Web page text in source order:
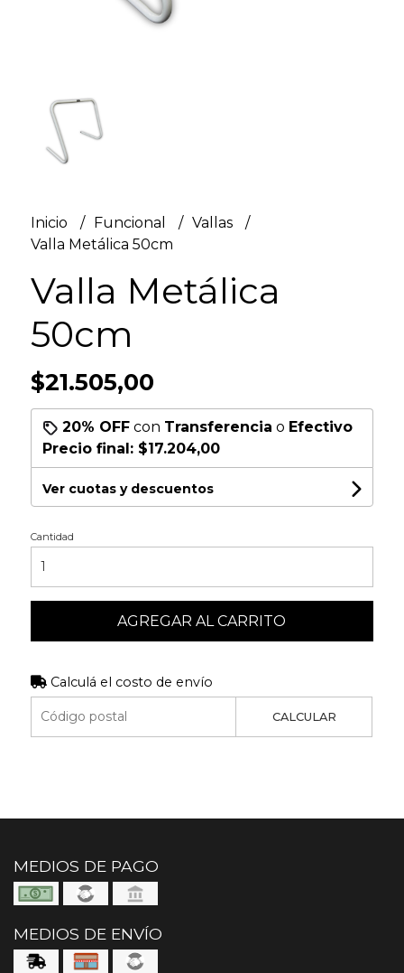
Inicio Funcional
Vallas
Valla Metálica 50cm
Valla Metálica
50cm
$21.505,00
20% OFFcon Transferencia o Efectivo
Precio final: $17.204,00
Ver cuotas y descuentos
Cantidad
AGREGAR AL CARRITO
Calculá el costo de envío
CALCULAR
MEDIOS DE PAGO
MEDIOS DE ENVÍO